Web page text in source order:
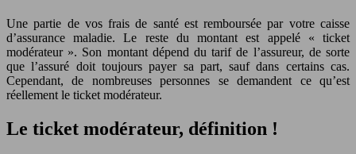
Une partie de vos frais de santé est remboursée par votre caisse
d’assurance maladie. Le reste du montant est appelé « ticket
modérateur ». Son montant dépend du tarif de l’assureur, de sorte
que l’assuré doit toujours payer sa part, sauf dans certains cas.
Cependant, de nombreuses personnes se demandent ce qu’est
réellement le ticket modérateur.
Le ticket modérateur, définition !